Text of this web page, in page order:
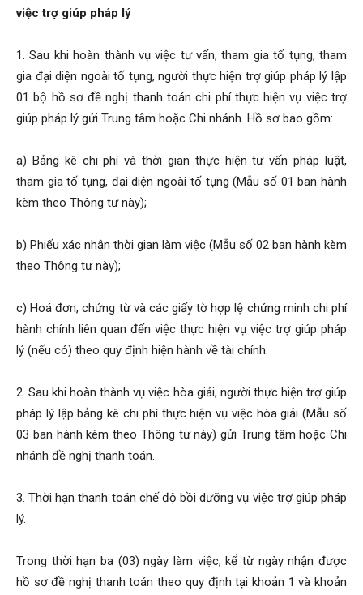
việc trợ giúp pháp lý
1. Sau khi hoàn thành vụ việc tư vấn, tham gia tố tụng, tham
gia đại diện ngoài tố tụng, người thực hiện trợ giúp pháp lý lập
01 bộ hồ sơ đề nghị thanh toán chi phí thực hiện vụ việc trợ
giúp pháp lý gửi Trung tâm hoặc Chi nhánh. Hồ sơ bao gồm:
a) Bảng kê chi phí và thời gian thực hiện tư vấn pháp luật,
tham gia tố tụng, đại diện ngoài tố tụng (Mẫu số 01 ban hành
kèm theo Thông tư này);
b) Phiếu xác nhận thời gian làm việc (Mẫu số 02 ban hành kèm
theo Thông tư này);
c) Hoá đơn, chứng từ và các giấy tờ hợp lệ chứng minh chi phí
hành chính liên quan đến việc thực hiện vụ việc trợ giúp pháp
lý (nếu có) theo quy định hiện hành về tài chính.
2. Sau khi hoàn thành vụ việc hòa giải, người thực hiện trợ giúp
pháp lý lập bảng kê chi phí thực hiện vụ việc hòa giải (Mẫu số
03 ban hành kèm theo Thông tư này) gửi Trung tâm hoặc Chi
nhánh đề nghị thanh toán.
3. Thời hạn thanh toán chế độ bồi dưỡng vụ việc trợ giúp pháp
lý.
Trong thời hạn ba (03) ngày làm việc, kể từ ngày nhận được
hồ sơ đề nghị thanh toán theo quy định tại khoản 1 và khoản